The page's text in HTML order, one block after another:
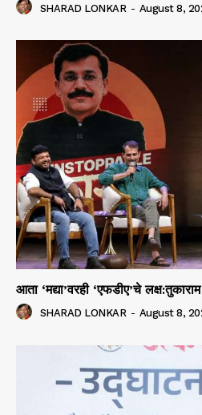
SHARAD LONKAR - August 8,
आता ‘मद्या’वरही ‘एफडीए’चे
SHARAD LONKAR - August 8,